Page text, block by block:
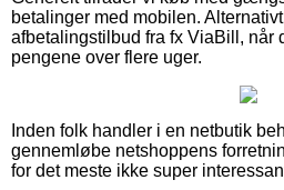
betalinger med mobilen.
afbetalingstilbud fra fx ViaBill, når
pengene over flere uger.
Inden folk handler i en netbutik
gennemløbe netshoppens
for det meste ikke super